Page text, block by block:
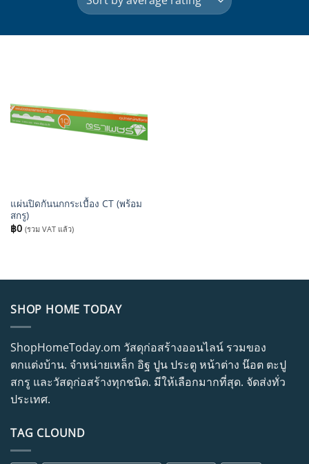
แผ่นปิดกันนกกระเบื้อง CT (พร้อม
สกรู)
฿0 (รวม VAT แล้ว)
SHOP HOME TODAY
ShopHomeToday.om วัสดุก่อสร้างออนไลน์ รวมของ
ตกแต่งบ้าน. จำหน่ายเหล็ก อิฐ ปูน ประตู หน้าต่าง น๊อต ตะปู
สกรู และวัสดุก่อสร้างทุกชนิด. มีให้เลือกมากที่สุด. จัดส่งทั่ว
ประเทศ.
TAG CLOUND